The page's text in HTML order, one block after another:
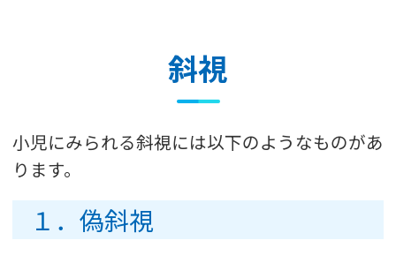
斜視
小児にみられる斜視には以下のようなものがあ
ります。
１．偽斜視